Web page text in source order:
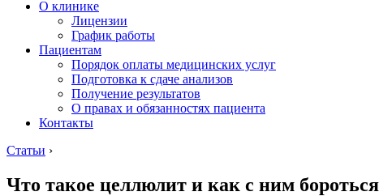
О клинике
Лицензии
График работы
Пациентам
Порядок оплаты медицинских услуг
Подготовка к сдаче анализов
Получение результатов
О правах и обязанностях пациента
Контакты
Статьи ›
Что такое целлюлит и как с ним бороться